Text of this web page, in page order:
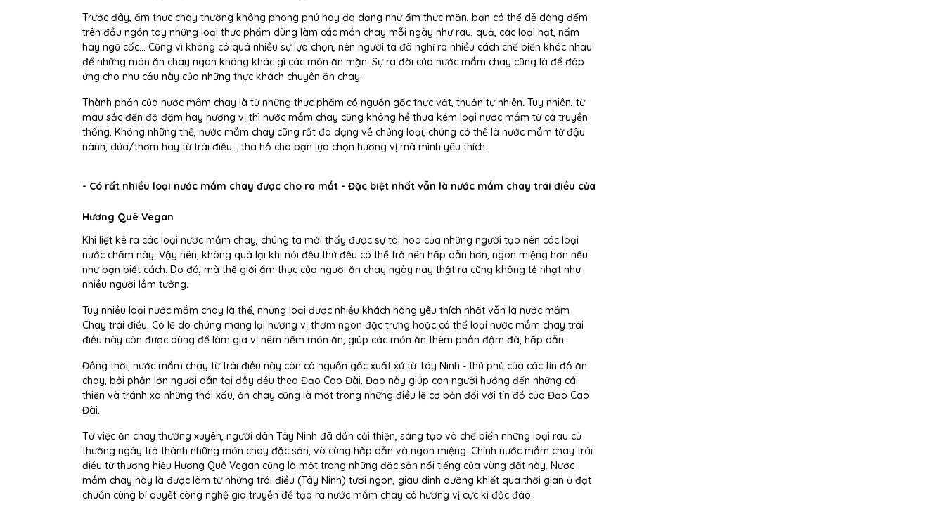
Trước đây, ẩm thực chay thường không phong phú hay đa dạng như ẩm thực mặn, bạn có thể dễ dàng đếm
trên đầu ngón tay những loại thực phẩm dùng làm các món chay mỗi ngày như rau, quả, các loại hạt, nấm
hay ngũ cốc... Cũng vì không có quá nhiều sự lựa chọn, nên người ta đã nghĩ ra nhiều cách chế biến khác nhau
để những món ăn chay ngon không khác gì các món ăn mặn. Sự ra đời của nước mắm chay cũng là để đáp
ứng cho nhu cầu này của những thực khách chuyên ăn chay.
Thành phần của nước mắm chay là từ những thực phẩm có nguồn gốc thực vật, thuần tự nhiên. Tuy nhiên, từ
màu sắc đến độ đậm hay hương vị thì nước mắm chay cũng không hề thua kém loại nước mắm từ cá truyền
thống. Không những thế, nước mắm chay cũng rất đa dạng về chủng loại, chúng có thể là nước mắm từ đậu
nành, dứa/thơm hay từ trái điều... tha hồ cho bạn lựa chọn hương vị mà mình yêu thích.
- Có rất nhiều loại nước mắm chay được cho ra mắt - Đặc biệt nhất vẫn là nước mắm chay trái điều của
Hương Quê Vegan
Khi liệt kê ra các loại nước mắm chay, chúng ta mới thấy được sự tài hoa của những người tạo nên các loại
nước chấm này. Vậy nên, không quá lại khi nói đều thứ đều có thể trở nên hấp dẫn hơn, ngon miệng hơn nếu
như bạn biết cách. Do đó, mà thế giới ẩm thực của người ăn chay ngày nay thật ra cũng không tẻ nhạt như
nhiều người lầm tưởng.
Tuy nhiều loại nước mắm chay là thế, nhưng loại được nhiều khách hàng yêu thích nhất vẫn là nước mắm
Chay trái điều. Có lẽ do chúng mang lại hương vị thơm ngon đặc trưng hoặc có thể loại nước mắm chay trái
điều này còn được dùng để làm gia vị nêm nếm món ăn, giúp các món ăn thêm phần đậm đà, hấp dẫn.
Đồng thời, nước mắm chay từ trái điều này còn có nguồn gốc xuất xứ từ Tây Ninh - thủ phủ của các tín đồ ăn
chay, bởi phần lớn người dân tại đây đều theo Đạo Cao Đài. Đạo này giúp con người hướng đến những cái
thiện và tránh xa những thói xấu, ăn chay cũng là một trong những điều lệ cơ bản đối với tín đồ của Đạo Cao
Đài.
Từ việc ăn chay thường xuyên, người dân Tây Ninh đã dần cải thiện, sáng tạo và chế biến những loại rau củ
thường ngày trở thành những món chay đặc sản, vô cùng hấp dẫn và ngon miệng. Chính nước mắm chay trái
điều từ thương hiệu Hương Quê Vegan cũng là một trong những đặc sản nổi tiếng của vùng đất này. Nước
mắm chay này là được làm từ những trái điều (Tây Ninh) tươi ngon, giàu dinh dưỡng khiết qua thời gian ủ đạt
chuẩn cùng bí quyết công nghệ gia truyền để tạo ra nước mắm chay có hương vị cực kì độc đáo.